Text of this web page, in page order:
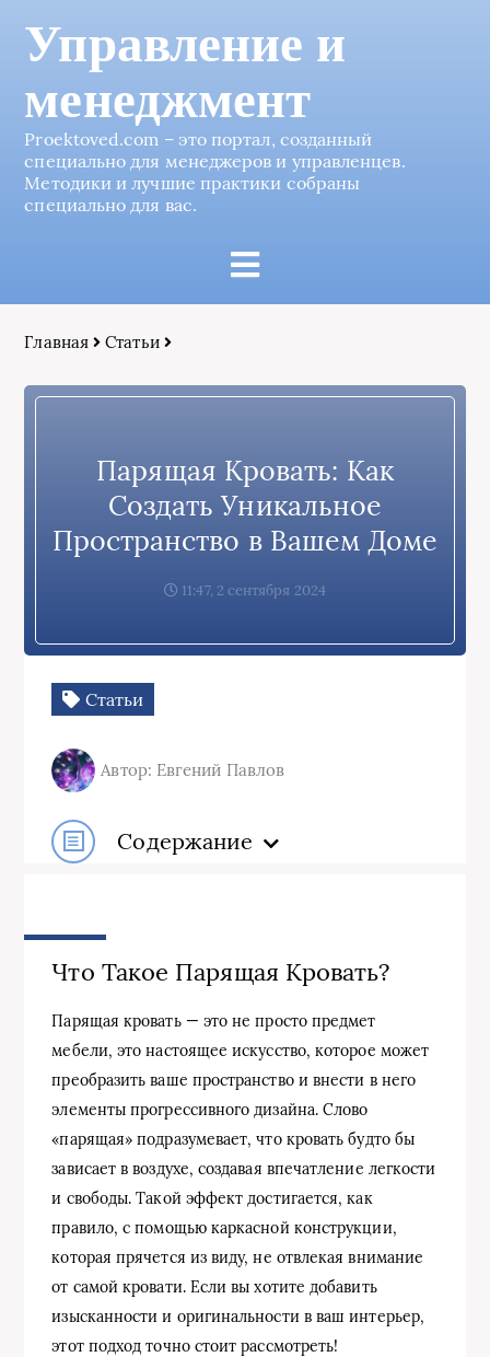
Управление и
менеджмент
Proektoved.com – это портал, созданный
специально для менеджеров и управленцев.
Методики и лучшие практики собраны
специально для вас.
Главная Статьи
Парящая Кровать: Как
Создать Уникальное
Пространство в Вашем Доме
11:47, 2 сентября 2024
Статьи
Автор: Евгений Павлов
Содержание
Что Такое Парящая Кровать?
Парящая кровать — это не просто предмет
мебели, это настоящее искусство, которое может
преобразить ваше пространство и внести в него
элементы прогрессивного дизайна. Слово
«парящая» подразумевает, что кровать будто бы
зависает в воздухе, создавая впечатление легкости
и свободы. Такой эффект достигается, как
правило, с помощью каркасной конструкции,
которая прячется из виду, не отвлекая внимание
от самой кровати. Если вы хотите добавить
изысканности и оригинальности в ваш интерьер,
этот подход точно стоит рассмотреть!